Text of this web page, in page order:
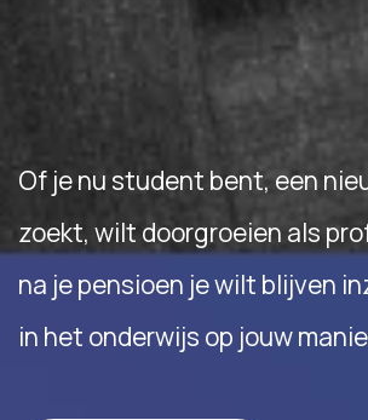
Of je nu student bent, een
zoekt, wilt doorgroeien als
na je pensioen je wilt blijven
in het onderwijs op jouw